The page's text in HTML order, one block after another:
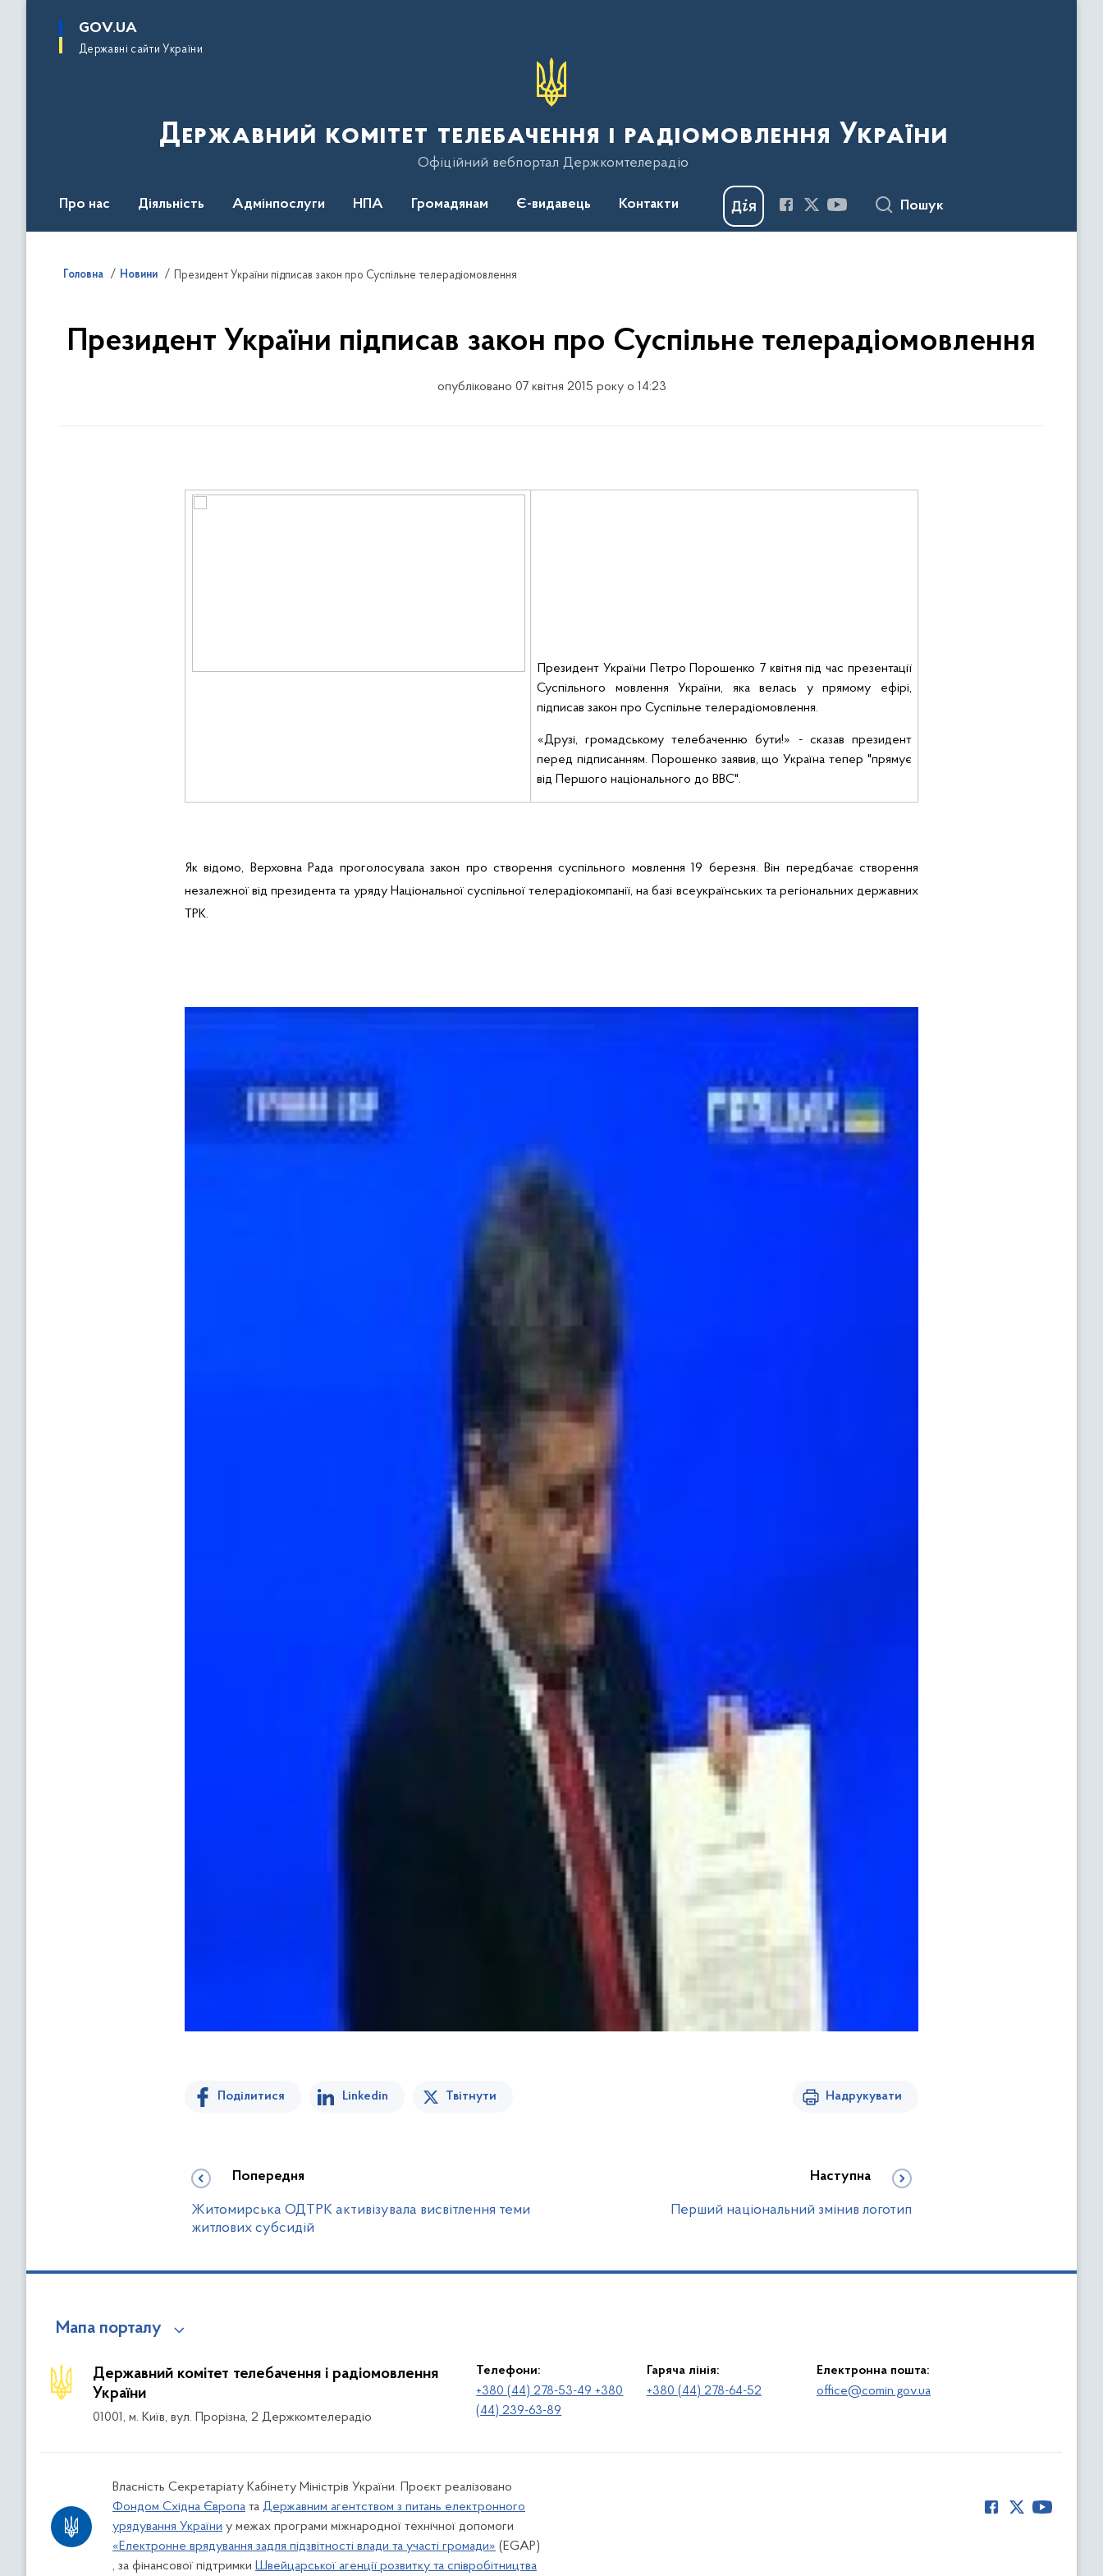
основного
GOV.UA
Державні сайти України
Державний комітет телебачення і радіомовлення України
Офіційний вебпортал Держкомтелерадіо
Про нас Діяльність Адмінпослуги НПА Громадянам Є-видавець Контакти Пошук
Головна Новини Президент України підписав закон про Суспільне телерадіомовлення
Президент України підписав закон про Суспільне телерадіомовлення
опубліковано 07 квітня 2015 року о 14:23
Президент України Петро Порошенко 7 квітня під час презентації
Суспільного мовлення України, яка велась у прямому ефірі,
підписав закон про Суспільне телерадіомовлення.
«Друзі, громадському телебаченню бути!» - сказав президент
перед підписанням. Порошенко заявив, що Україна тепер "прямує
від Першого національного до ВВС".
Як відомо, Верховна Рада проголосувала закон про створення суспільного мовлення 19 березня. Він передбачає створення
незалежної від президента та уряду Національної суспільної телерадіокомпанії, на базі всеукраїнських та регіональних державних
ТРК.
Поділитися Linkedin Твітнути Надрукувати
Попередня
Житомирська ОДТРК активізувала висвітлення теми
житлових субсидій
Наступна
Перший національний змінив логотип
Мапа порталу
Державний комітет телебачення і радіомовлення
України
01001, м. Київ, вул. Прорізна, 2 Держкомтелерадіо
Телефони:
+380 (44) 278-53-49 +380
(44) 239-63-89
Гаряча лінія:
+380 (44) 278-64-52
Електронна пошта:
office@comin.gov.ua
Власність Секретаріату Кабінету Міністрів України. Проєкт реалізовано
Фондом Східна Європа та Державним агентством з питань електронного
урядування України у межах програми міжнародної технічної допомоги
«Електронне врядування задля підзвітності влади та участі громади» (EGAP)
, за фінансової підтримки Швейцарської агенції розвитку та співробітництва